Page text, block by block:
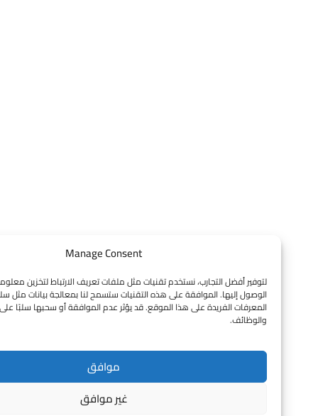
Manage Consent
لتوفير أفضل التجارب، نستخدم تقنيات مثل ملفات تعريف الارتباط لتخزين معلومات الجهاز
الوصول إليها. الموافقة على هذه التقنيات ستسمح لنا بمعالجة بيانات مثل سلوك
المعرفات الفريدة على هذا الموقع. قد يؤثر عدم الموافقة أو سحبها سلبًا على بعض
غير موافق